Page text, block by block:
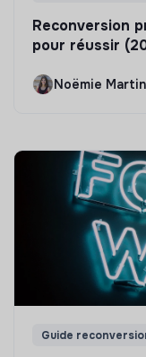
Reconversion
pour réussir
Noëmie
Guide